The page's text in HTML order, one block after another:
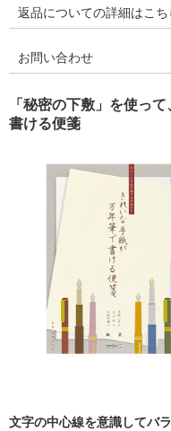
返品についての詳細はこち
お問い合わせ
「秘密の下敷」を使っ
書ける便箋
文字の中心線を意識してバ